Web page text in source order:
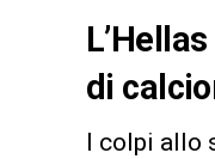
di
I colpi allo